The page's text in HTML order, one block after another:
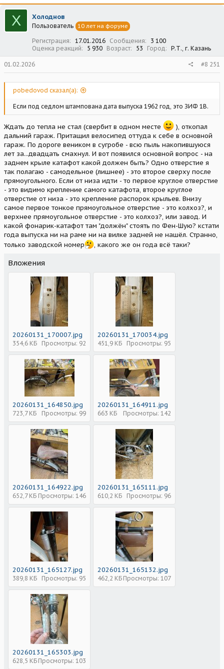
к
ц
и
и
Х Холоднов
Пользователь 10 лет на форуме
Регистрация 17.01.2016 Сообщения
3 100
Оценка реакций
5 930 Возраст 53 Город Р.Т., г. Казань
01.02.2026 #8 251
pobedovod сказал(а):
Если под седлом штампована дата выпуска 1962 год, это ЗИФ 1В.
Ждать до тепла не стал (свербит в одном месте
), откопал
дальний гараж. Притащил велосипед оттуда к себе в основной
гараж. По дороге веником в сугробе - всю пыль накопившуюся
лет за...двадцать смахнул. И вот появился основной вопрос - на
заднем крыле катафот какой должен быть? Одно отверстие я
так полагаю - самодельное (лишнее) - это второе сверху после
прямоугольного. Если от низа идти - то первое круглое отверстие
- это видимо крепление самого катафота, второе круглое
отверстие от низа - это крепление распорок крыльев. Внизу
самое первое тонкое прямоугольное отверстие - это колхоз?, и
верхнее прямоугольное отверстие - это колхоз?, или завод. И
какой фонарик-катафот там "должён" стоять по Фен-Шую? кстати
года выпуска ни на раме ни на вилке задней не нашёл. Странно,
только заводской номер
, какого же он года всё таки?
Вложения
20260131_170007.jpg
354,6 КБ Просмотры: 92
20260131_170034.jpg
451,9 КБ Просмотры: 95
20260131_164850.jpg
723,7 КБ Просмотры: 99
20260131_164911.jpg
663 КБ Просмотры: 142
20260131_164922.jpg
652,7 КБ Просмотры: 146
20260131_165111.jpg
610,2 КБ Просмотры: 96
20260131_165127.jpg
389,8 КБ Просмотры: 95
20260131_165132.jpg
462,2 КБ Просмотры: 107
20260131_165303.jpg
628,5 КБ Просмотры: 103